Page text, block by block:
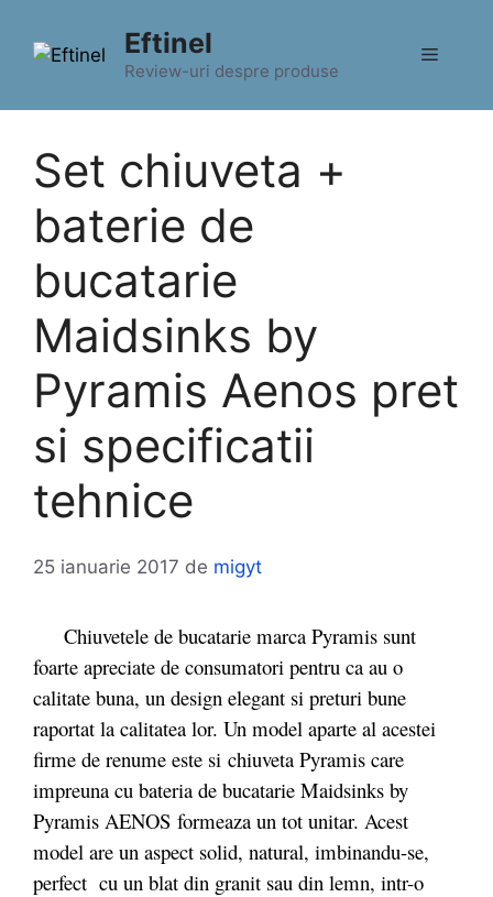
conținut
Eftinel
Review-uri despre produse
Meniu
Set chiuveta +
baterie de
bucatarie
Maidsinks by
Pyramis Aenos pret
si specificatii
tehnice
25 ianuarie 2017 de migyt
Chiuvetele de bucatarie marca Pyramis sunt
foarte apreciate de consumatori pentru ca au o
calitate buna, un design elegant si preturi bune
raportat la calitatea lor. Un model aparte al acestei
firme de renume este si chiuveta Pyramis care
impreuna cu bateria de bucatarie Maidsinks by
Pyramis AENOS formeaza un tot unitar. Acest
model are un aspect solid, natural, imbinandu-se,
perfect cu un blat din granit sau din lemn, intr-o